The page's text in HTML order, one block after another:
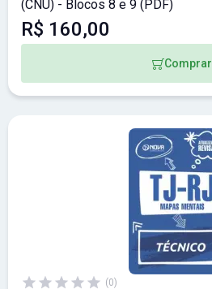
(CNU) - Blocos 8 e 9 (PDF)
R$ 160,00
Comprar
(0)